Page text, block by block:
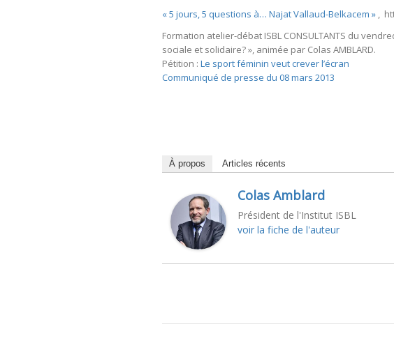
« 5 jours, 5 questions à… Najat Vallaud-Belkacem » ,
Formation atelier-débat ISBL CONSULTANTS du
sociale et solidaire? », animée par Colas AMBLARD.
Pétition : Le sport féminin veut crever l’écran
Communiqué de presse du 08 mars 2013
À propos Articles récents
Colas Amblard
Président de l'Institut ISBL
voir la fiche de l'auteur